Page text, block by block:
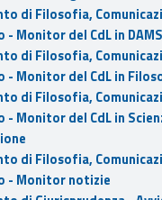
di Filosofia,
Monitor del CdL in DAMS
di Filosofia,
- Monitor del CdL in
di Filosofia,
- Monitor del CdL in
di Filosofia,
- Monitor notizie